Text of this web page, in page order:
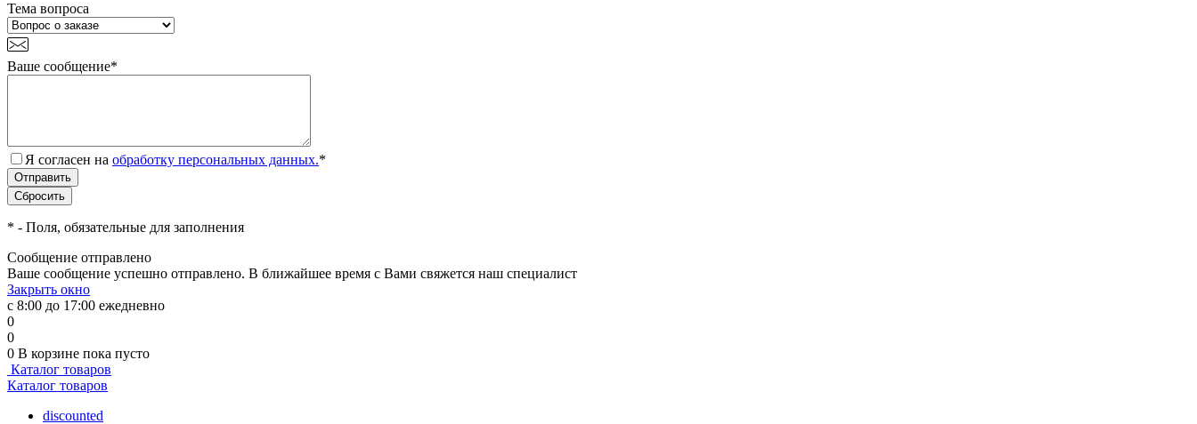
Тема вопроса
Ваше сообщение*
Я согласен на обработку персональных данных.*
* - Поля, обязательные для заполнения
Сообщение отправлено
Ваше сообщение успешно отправлено. В ближайшее время с Вами свяжется наш специалист
Закрыть окно
с 8:00 до 17:00 ежедневно
0
0
0 В корзине пока пусто
Каталог товаров
Каталог товаров
discounted